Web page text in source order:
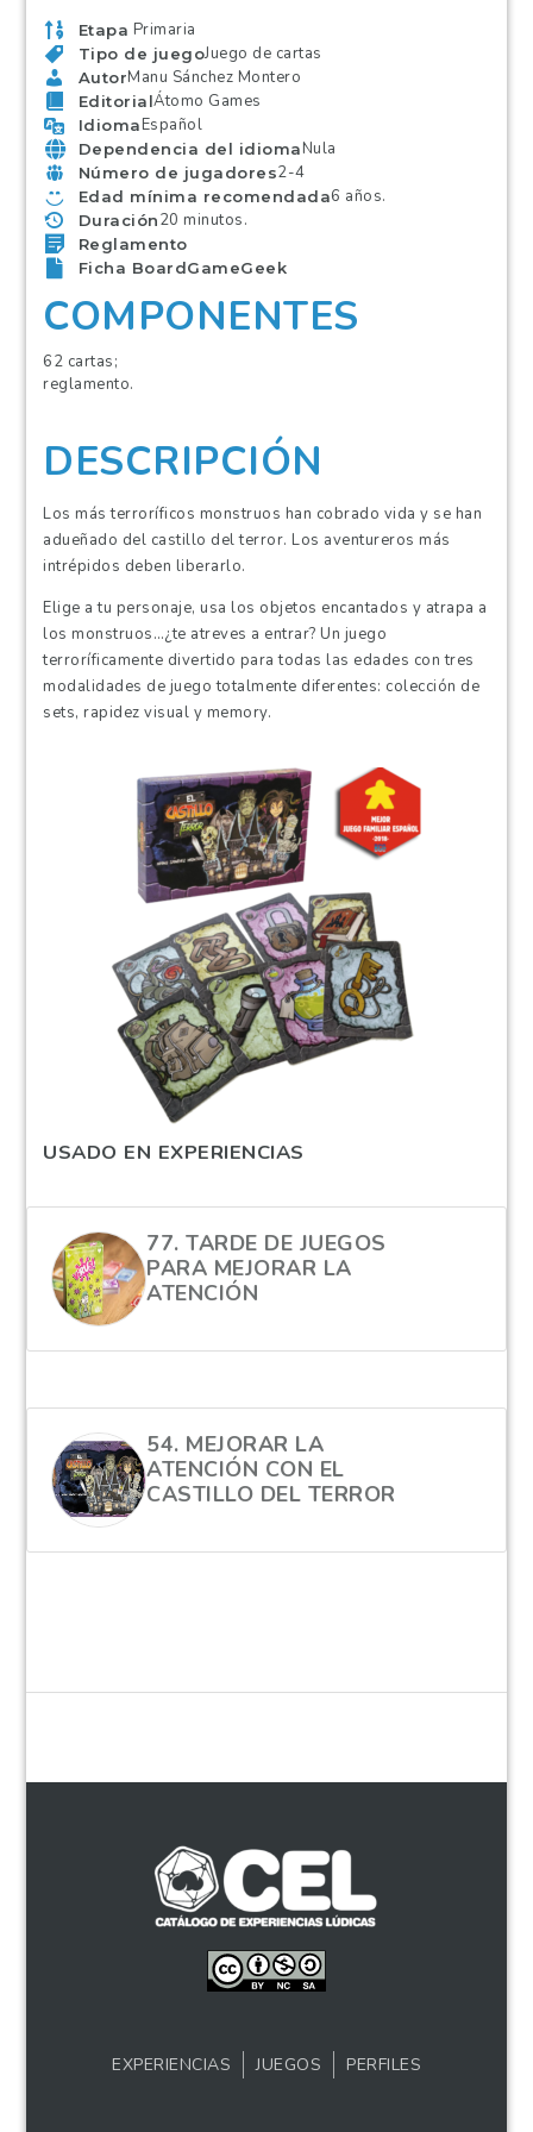
Etapa Primaria
Tipo de juegoJuego de cartas
AutorManu Sánchez Montero
EditorialÁtomo Games
IdiomaEspañol
Dependencia del idiomaNula
Número de jugadores2-4
Edad mínima recomendada6 años.
Duración20 minutos.
Reglamento
Ficha BoardGameGeek
COMPONENTES
62 cartas;
reglamento.
DESCRIPCIÓN
Los más terroríficos monstruos han cobrado vida y se han
adueñado del castillo del terror. Los aventureros más
intrépidos deben liberarlo.
Elige a tu personaje, usa los objetos encantados y atrapa a
los monstruos…¿te atreves a entrar? Un juego
terroríficamente divertido para todas las edades con tres
modalidades de juego totalmente diferentes: colección de
sets, rapidez visual y memory.
USADO EN EXPERIENCIAS
77. TARDE DE JUEGOS
PARA MEJORAR LA
ATENCIÓN
54. MEJORAR LA
ATENCIÓN CON EL
CASTILLO DEL TERROR
EXPERIENCIAS JUEGOS PERFILES